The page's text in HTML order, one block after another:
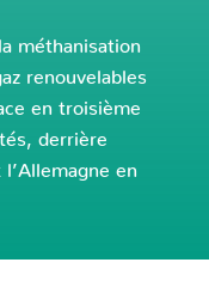
méthanisation
renouvelables
en troisième
derrière
en